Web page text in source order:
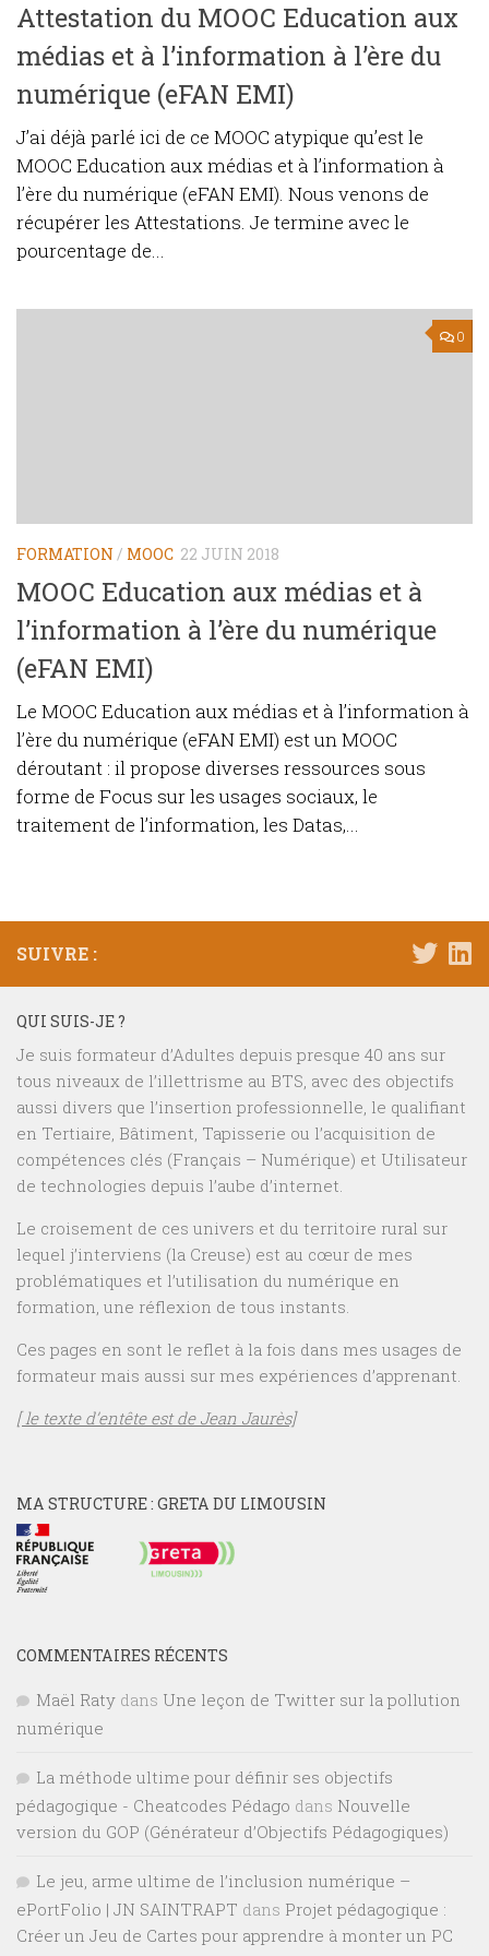
Attestation du MOOC Education aux
médias et à l’information à l’ère du
numérique (eFAN EMI)
J’ai déjà parlé ici de ce MOOC atypique qu’est le
MOOC Education aux médias et à l’information à
l’ère du numérique (eFAN EMI). Nous venons de
récupérer les Attestations. Je termine avec le
pourcentage de...
0
FORMATION / MOOC 22 JUIN 2018
MOOC Education aux médias et à
l’information à l’ère du numérique
(eFAN EMI)
Le MOOC Education aux médias et à l’information à
l’ère du numérique (eFAN EMI) est un MOOC
déroutant : il propose diverses ressources sous
forme de Focus sur les usages sociaux, le
traitement de l’information, les Datas,...
SUIVRE :
QUI SUIS-JE ?
Je suis formateur d’Adultes depuis presque 40 ans sur
tous niveaux de l’illettrisme au BTS, avec des objectifs
aussi divers que l’insertion professionnelle, le qualifiant
en Tertiaire, Bâtiment, Tapisserie ou l’acquisition de
compétences clés (Français – Numérique) et Utilisateur
de technologies depuis l’aube d’internet.
Le croisement de ces univers et du territoire rural sur
lequel j’interviens (la Creuse) est au cœur de mes
problématiques et l’utilisation du numérique en
formation, une réflexion de tous instants.
Ces pages en sont le reflet à la fois dans mes usages de
formateur mais aussi sur mes expériences d’apprenant.
[ le texte d’entête est de Jean Jaurès]
MA STRUCTURE : GRETA DU LIMOUSIN
COMMENTAIRES RÉCENTS
Maël Raty dans Une leçon de Twitter sur la pollution
numérique
La méthode ultime pour définir ses objectifs
pédagogique - Cheatcodes Pédago dans Nouvelle
version du GOP (Générateur d’Objectifs Pédagogiques)
Le jeu, arme ultime de l’inclusion numérique –
ePortFolio | JN SAINTRAPT dans Projet pédagogique :
Créer un Jeu de Cartes pour apprendre à monter un PC